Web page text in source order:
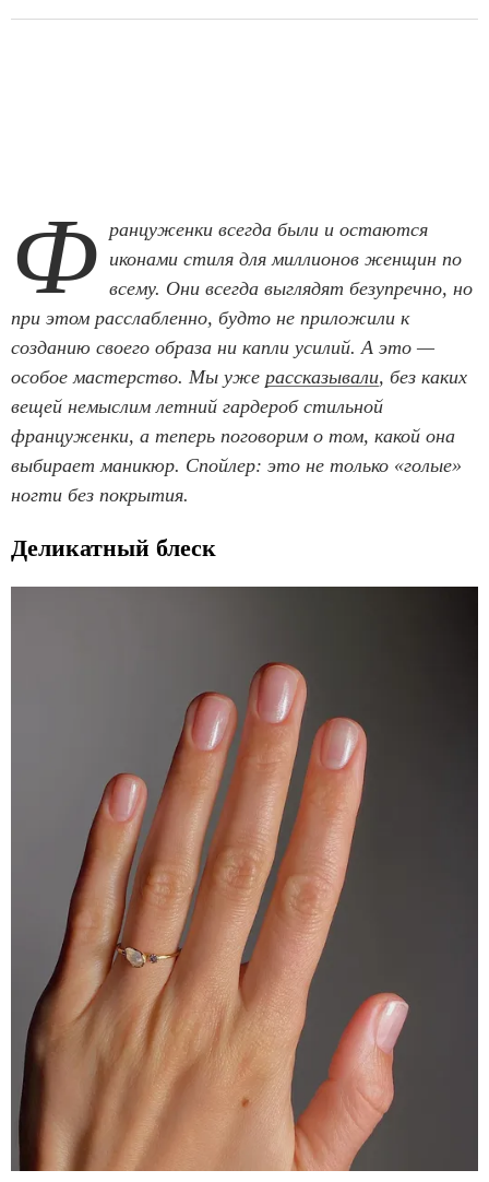
Ф ранцуженки всегда были и остаются
иконами стиля для миллионов женщин по
всему. Они всегда выглядят безупречно, но
при этом расслабленно, будто не приложили к
созданию своего образа ни капли усилий. А это —
особое мастерство. Мы уже рассказывали, без каких
вещей немыслим летний гардероб стильной
француженки, а теперь поговорим о том, какой она
выбирает маникюр. Спойлер: это не только «голые»
ногти без покрытия.
Деликатный блеск